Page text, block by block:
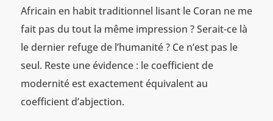
Africain en habit traditionnel lisant le Coran ne me
fait pas du tout la même impression ? Serait-ce là
le dernier refuge de l’humanité ? Ce n’est pas le
seul. Reste une évidence : le coefficient de
modernité est exactement équivalent au
coefficient d’abjection.